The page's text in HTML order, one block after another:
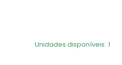
Unidades disponíveis: 1